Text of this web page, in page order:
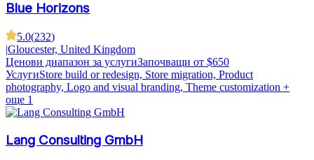
Blue Horizons
5.0(232)
|Gloucester, United Kingdom
Ценови диапазон за услугиЗапочващи от $650
УслугиStore build or redesign, Store migration, Product
photography, Logo and visual branding, Theme customization +
още 1
Lang Consulting GmbH